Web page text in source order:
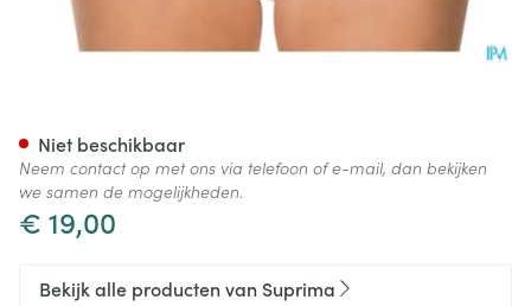
€ 19,00
Niet beschikbaar
Neem contact op met ons via telefoon of e-mail, dan bekijken
we samen de mogelijkheden.
Bekijk alle producten van Suprima